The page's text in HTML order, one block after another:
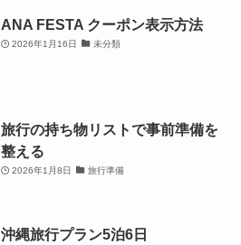
ANA FESTA クーポン表示方法
2026年1月16日 未分類
旅行の持ち物リストで事前準備を
整える
2026年1月8日 旅行準備
沖縄旅行プラン5泊6日